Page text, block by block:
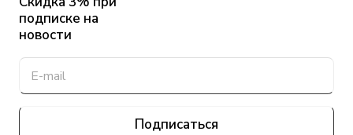
подписке на
новости
Подписаться